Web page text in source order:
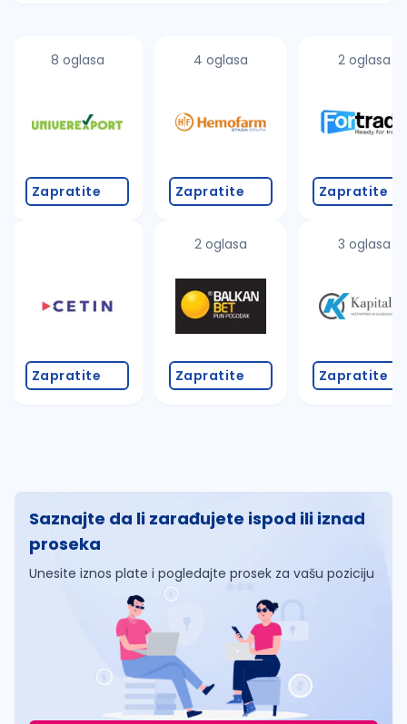
proverite pravopisne greške (koristite č, ć, š, đ,
promenite odabrane filtere pretrage
8 oglasa
Zapratite
Zapratite
4 oglasa
Zapratite
2 oglasa
Zapratite
2 oglasa
Zapratite
3 oglasa
Zapratite
Saznajte da li zarađujete ispod ili iznad
proseka
Unesite iznos plate i pogledajte prosek za vašu poziciju